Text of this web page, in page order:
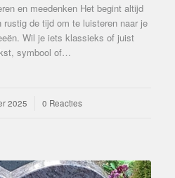
en meedenken Het begint altijd
de tijd om te luisteren naar je
Wil je iets klassieks of juist
symbool of…
2025 0 Reacties